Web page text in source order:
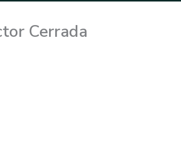
Cerrada